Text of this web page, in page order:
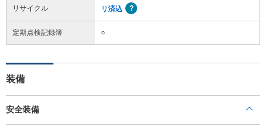
リサイクル リ済込
定期点検記録簿 ○
装備
安全装備